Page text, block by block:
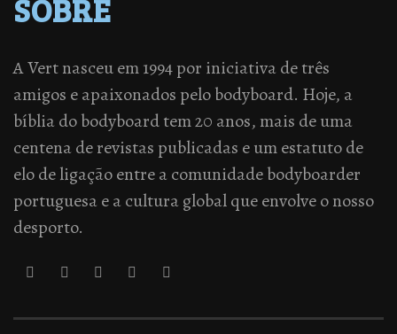
SOBRE
A Vert nasceu em 1994 por iniciativa de três
amigos e apaixonados pelo bodyboard. Hoje, a
bíblia do bodyboard tem 20 anos, mais de uma
centena de revistas publicadas e um estatuto de
elo de ligação entre a comunidade bodyboarder
portuguesa e a cultura global que envolve o nosso
desporto.